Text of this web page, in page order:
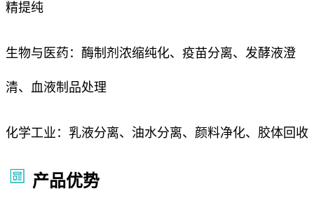
精提纯
生物与医药：酶制剂浓缩纯化、疫苗分离、发酵液澄
清、血液制品处理
化学工业：乳液分离、油水分离、颜料净化、胶体回收
产品优势